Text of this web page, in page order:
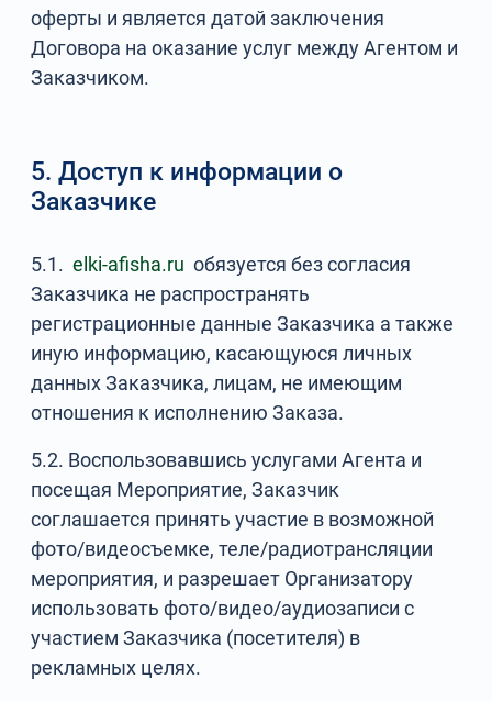
оферты и является датой заключения
Договора на оказание услуг между Агентом и
Заказчиком.
5. Доступ к информации о
Заказчике
5.1.elki-afisha.ru обязуется без согласия
Заказчика не распространять
регистрационные данные Заказчика а также
иную информацию, касающуюся личных
данных Заказчика, лицам, не имеющим
отношения к исполнению Заказа.
5.2. Воспользовавшись услугами Агента и
посещая Мероприятие, Заказчик
соглашается принять участие в возможной
фото/видеосъемке, теле/радиотрансляции
мероприятия, и разрешает Организатору
использовать фото/видео/аудиозаписи с
участием Заказчика (посетителя) в
рекламных целях.